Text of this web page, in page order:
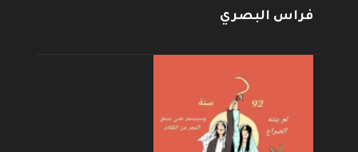
فراس البصري